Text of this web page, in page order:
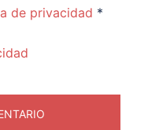
de privacidad *